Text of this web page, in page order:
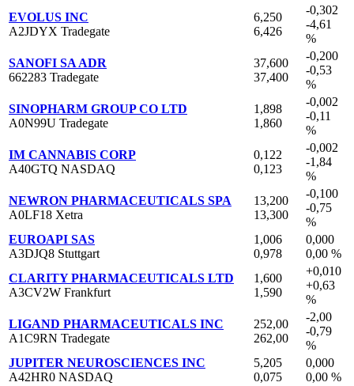
EVOLUS INC
A2JDYX Tradegate
6,250
6,426
-0,302
-4,61
%
SANOFI SA ADR
662283 Tradegate
37,600
37,400
-0,200
-0,53
%
SINOPHARM GROUP CO LTD
A0N99U Tradegate
1,898
1,860
-0,002
-0,11
%
IM CANNABIS CORP
A40GTQ NASDAQ
0,122
0,123
-0,002
-1,84
%
NEWRON PHARMACEUTICALS SPA
A0LF18 Xetra
13,200
13,300
-0,100
-0,75
%
EUROAPI SAS
A3DJQ8 Stuttgart
1,006
0,978
0,000
0,00 %
CLARITY PHARMACEUTICALS LTD
A3CV2W Frankfurt
1,600
1,590
+0,010
+0,63
%
LIGAND PHARMACEUTICALS INC
A1C9RN Tradegate
252,00
262,00
-2,00
-0,79
%
JUPITER NEUROSCIENCES INC
A42HR0 NASDAQ
5,205
0,075
0,000
0,00 %